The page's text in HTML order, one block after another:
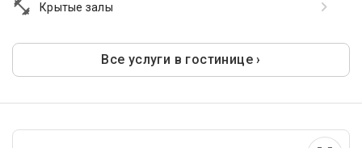
Крытые залы
Все услуги в гостинице ›